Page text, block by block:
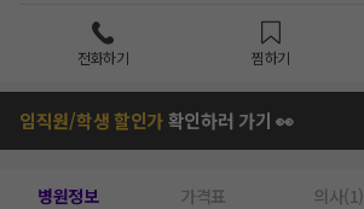
전화하기 찜하기
임직원/학생 할인가확인하러 가기 👀
병원정보 가격표 의사(1)